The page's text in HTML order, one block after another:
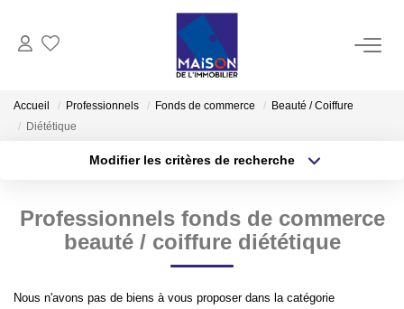
ESTIMATION
Estimer Vendre
Accueil Professionnels Fonds de commerce
Beauté / Coiffure
Diététique
Modifier les critères de recherche
Sélectionnez...
Type de bien
Surface min
Professionnels fonds de commerce
beauté / coiffure diététique
Nous n'avons pas de biens à vous proposer dans la catégorie